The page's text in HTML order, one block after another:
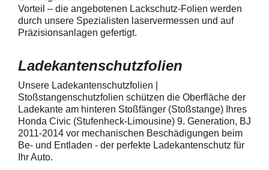
Fahrzeugkarosserien gegen
mechanische Einwirkung am
AutolackSpeziell zur Verwendung
mechanische Einwirkung
entwickeltStärke der Folie beträgt
150 µmSchützt den wertvollen
Lack in der GriffmuldenKeine
unschönen Kratzer durch
Fingenägel oder Ringe in den
GriffmuldenSpezielle Vinylfolie mit
bestmöglichem Schutz gegen
Kratzer und Abrieb am
telefonisch.
transparente
mechanische
zum Schutz von
mechanische
Vorteil – die angebotenen Lackschutz-Folien werden
durch unsere Spezialisten laservermessen und auf
Präzisionsanlagen gefertigt.
Ladekantenschutzfolien
Unsere Ladekantenschutzfolien |
Stoßstangenschutzfolien schützen die Oberfläche der
Ladekante am hinteren Stoßfänger (Stoßstange) Ihres
Honda Civic (Stufenheck-Limousine) 9. Generation, BJ
2011-2014 vor mechanischen Beschädigungen beim
Be- und Entladen - der perfekte Ladekantenschutz für
Ihr Auto.